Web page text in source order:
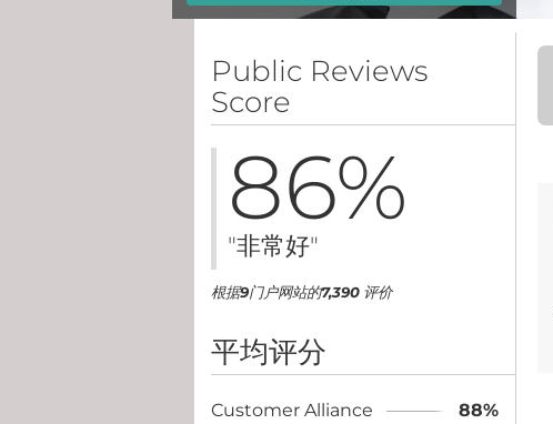
Public Reviews
Score
86%
"非常好"
根据9门户网站的7,390评价
平均评分
Customer Alliance
88%